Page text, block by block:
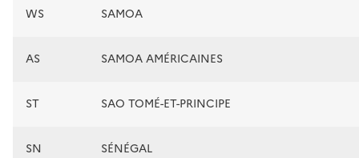
WS SAMOA
AS SAMOA AMÉRICAINES
ST SAO TOMÉ-ET-PRINCIPE
SN SÉNÉGAL